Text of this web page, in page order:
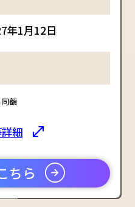
年1月12日
額
細
ちら